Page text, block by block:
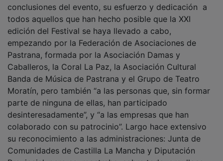
todos aquellos que han hecho posible que la XXI
edición del Festival se haya llevado a cabo,
empezando por la Federación de Asociaciones de
Pastrana, formada por la Asociación Damas y
Caballeros, la Coral La Paz, la Asociación Cultural
Banda de Música de Pastrana y el Grupo de Teatro
Moratín, pero también “a las personas que, sin formar
parte de ninguna de ellas, han participado
desinteresadamente”, y “a las empresas que han
colaborado con su patrocinio”. Largo hace extensivo
su reconocimiento a las administraciones: Junta de
Comunidades de Castilla La Mancha y Diputación
Provincial, pero se mostraba, sobre todo, orgulloso